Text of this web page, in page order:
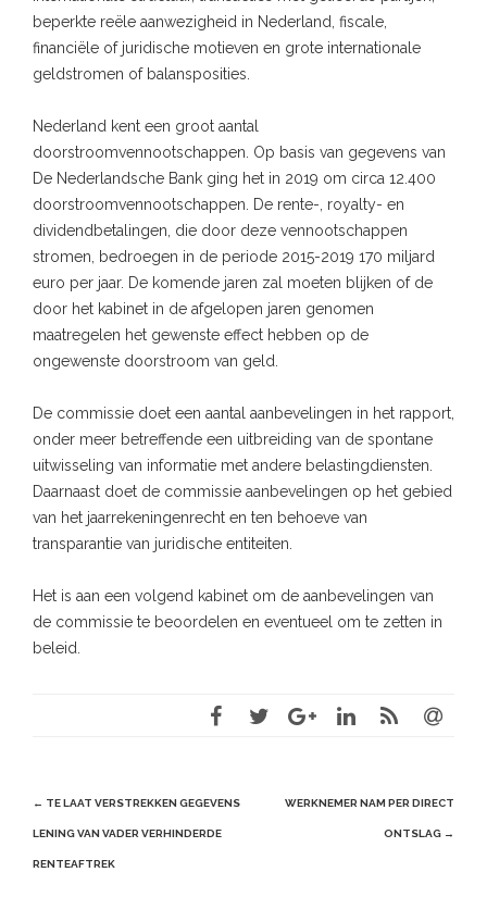
beperkte reële aanwezigheid in Nederland, fiscale,
financiële of juridische motieven en grote internationale
geldstromen of balansposities.
Nederland kent een groot aantal
doorstroomvennootschappen. Op basis van gegevens van
De Nederlandsche Bank ging het in 2019 om circa 12.400
doorstroomvennootschappen. De rente-, royalty- en
dividendbetalingen, die door deze vennootschappen
stromen, bedroegen in de periode 2015-2019 170 miljard
euro per jaar. De komende jaren zal moeten blijken of de
door het kabinet in de afgelopen jaren genomen
maatregelen het gewenste effect hebben op de
ongewenste doorstroom van geld.
De commissie doet een aantal aanbevelingen in het rapport,
onder meer betreffende een uitbreiding van de spontane
uitwisseling van informatie met andere belastingdiensten.
Daarnaast doet de commissie aanbevelingen op het gebied
van het jaarrekeningenrecht en ten behoeve van
transparantie van juridische entiteiten.
Het is aan een volgend kabinet om de aanbevelingen van
de commissie te beoordelen en eventueel om te zetten in
beleid.
Post
navigation
← TE LAAT VERSTREKKEN GEGEVENS
LENING VAN VADER VERHINDERDE
RENTEAFTREK
WERKNEMER NAM PER DIRECT
ONTSLAG →